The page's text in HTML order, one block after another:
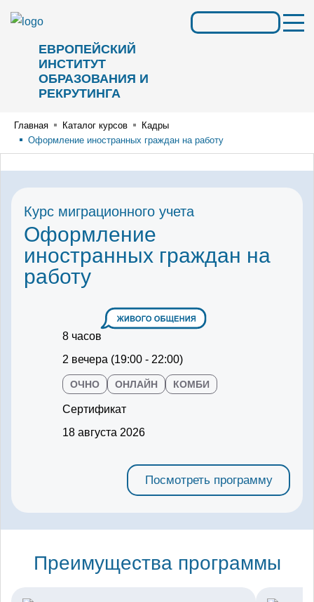
ЕВРОПЕЙСКИЙ
ИНСТИТУТ
ОБРАЗОВАНИЯ И
РЕКРУТИНГА
Главная Каталог курсов
Кадры
Оформление иностранных граждан на работу
Курс миграционного учета
Оформление
иностранных граждан на
работу
8 часов
2 вечера (19:00 - 22:00)
ОЧНО ОНЛАЙН КОМБИ
Сертификат
18 августа 2026
Посмотреть программу
Преимущества программы